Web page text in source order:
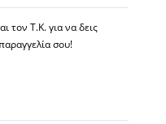
τον Τ.Κ. για να δεις
σου!